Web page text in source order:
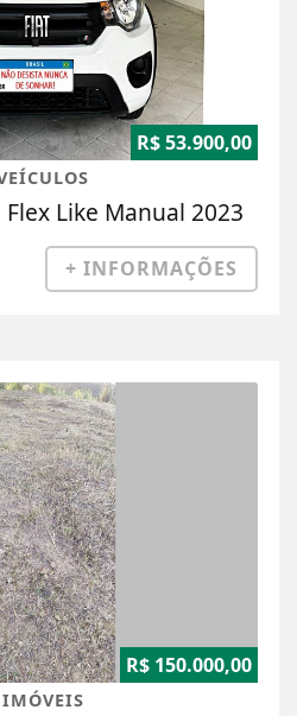
R$ 53.900,00
Like Manual 2023
+ INFORMAÇÕES
R$ 150.000,00
IMÓVEIS